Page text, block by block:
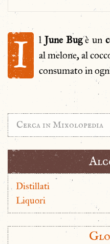
I l June Bugè un
al melone, al
consumato in
Distillati
Liquori